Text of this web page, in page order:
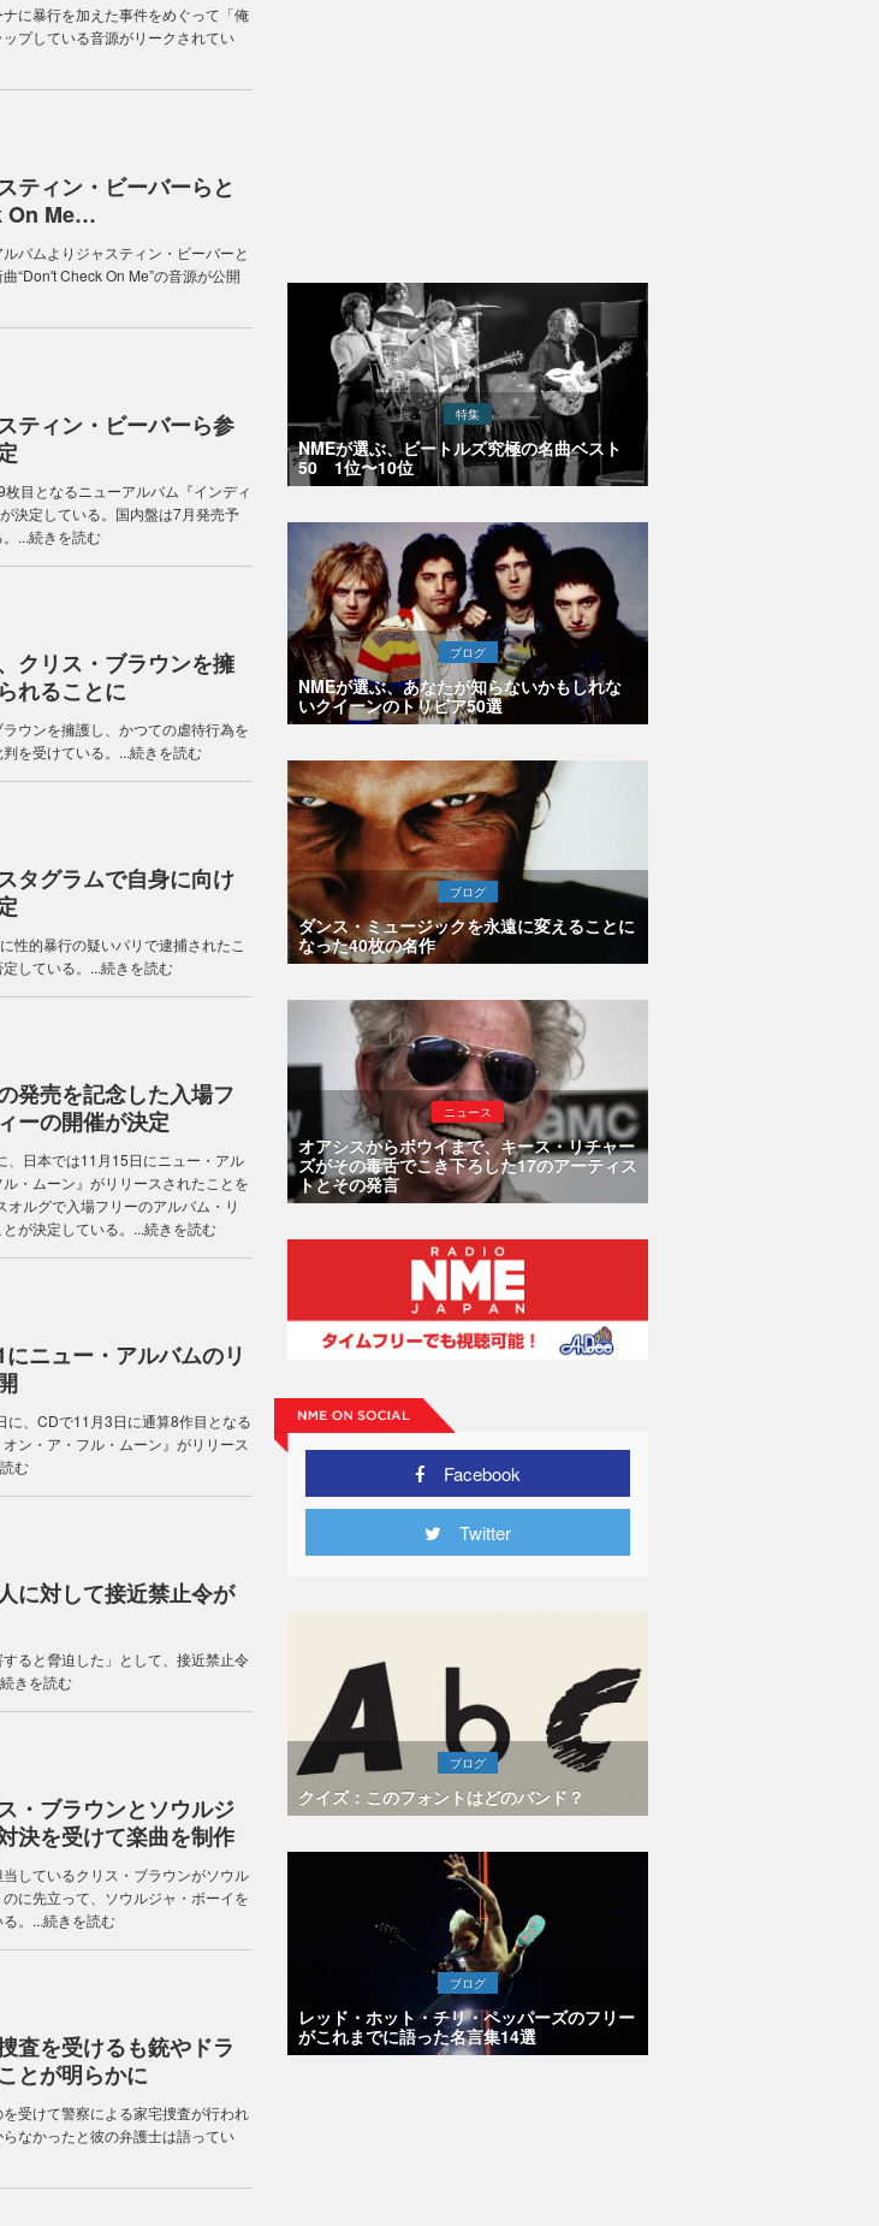
に暴行を加えた事件をめぐって「俺
プしている音源がリークされてい
ティン・ビーバーらと
On Me…
バムよりジャスティン・ビーバーと
“Don't Check On Me”の音源が公開
ティン・ビーバーら参
目となるニューアルバム『インディ
決定している。国内盤は7月発売予
...続きを読む
クリス・ブラウンを擁
れることに
ウンを擁護し、かつての虐待行為を
を受けている。...続きを読む
タグラムで自身に向け
性的暴行の疑いパリで逮捕されたこ
している。...続きを読む
発売を記念した入場フ
ーの開催が決定
、日本では11月15日にニュー・アル
・ムーン』がリリースされたことを
ルグで入場フリーのアルバム・リ
が決定している。...続きを読む
ニュー・アルバムのリ
、CDで11月3日に通算8作目となる
ン・ア・フル・ムーン』がリリース
む
に対して接近禁止令が
ると脅迫した」として、接近禁止令
続きを読む
・ブラウンとソウルジ
決を受けて楽曲を制作
しているクリス・ブラウンがソウル
に先立って、ソウルジャ・ボーイを
。...続きを読む
査を受けるも銃やドラ
とが明らかに
受けて警察による家宅捜査が行われ
なかったと彼の弁護士は語ってい
特集
NMEが選ぶ、ビートルズ究極の名曲ベスト
50 1位〜10位
ブログ
NMEが選ぶ、あなたが知らないかもしれな
いクイーンのトリビア50選
ブログ
ダンス・ミュージックを永遠に変えることに
なった40枚の名作
ニュース
オアシスからボウイまで、キース・リチャー
ズがその毒舌でこき下ろした17のアーティス
トとその発言
Facebook
Twitter
ブログ
クイズ：このフォントはどのバンド？
ブログ
レッド・ホット・チリ・ペッパーズのフリー
がこれまでに語った名言集14選